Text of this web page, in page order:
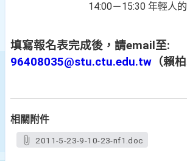
14:00－15:30 年輕人的
填寫報名表完成後，請email至:
96408035@stu.ctu.edu.tw （賴
相關附件
2011-5-23-9-10-23-nf1.doc